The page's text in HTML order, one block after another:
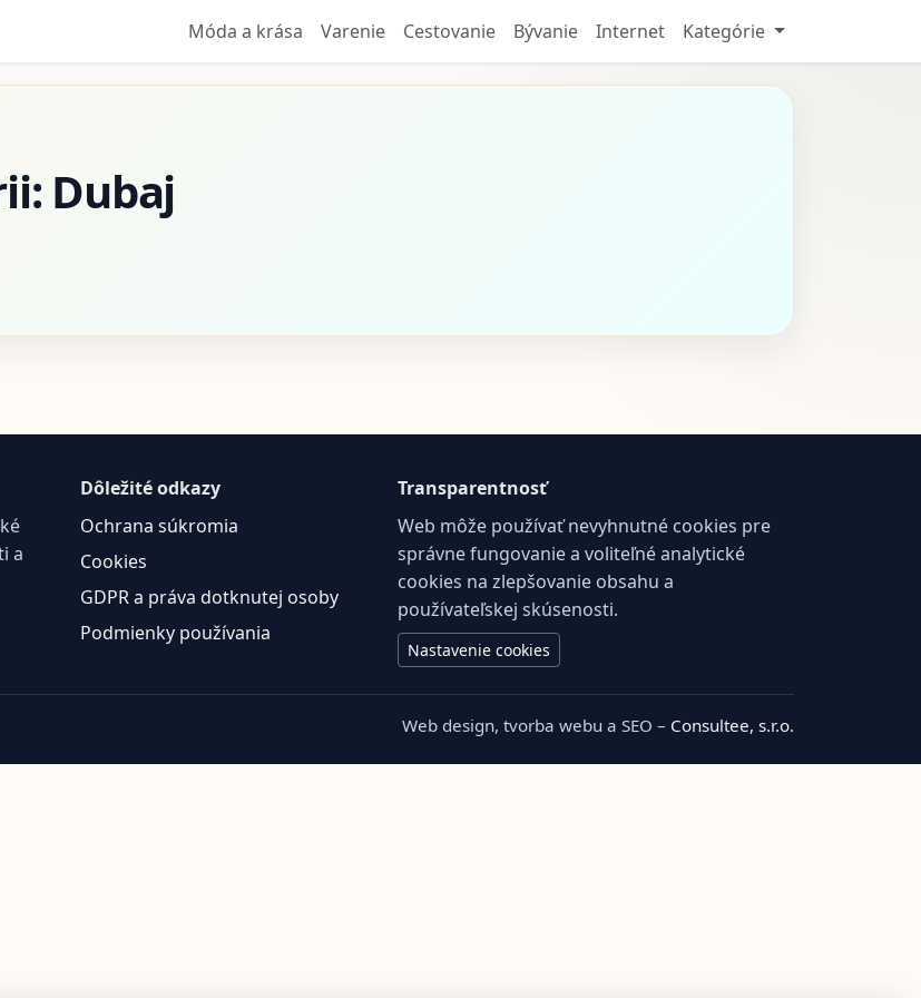
Móda a krása Varenie Cestovanie Bývanie Internet Kategórie
Dubaj
a
Dôležité odkazy
Ochrana súkromia
Cookies
GDPR a práva dotknutej osoby
Podmienky používania
Transparentnosť
Web môže používať nevyhnutné cookies pre
správne fungovanie a voliteľné analytické
cookies na zlepšovanie obsahu a
používateľskej skúsenosti.
Nastavenie cookies
Web design, tvorba webu a SEO – Consultee, s.r.o.